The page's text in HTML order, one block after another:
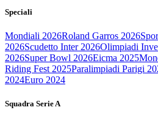
Speciali
Mondiali 2026Roland Garros 2026
2026Scudetto Inter 2026Olimpiadi
2026Super Bowl 2026Eicma 2025
Riding Fest 2025Paralimpiadi Parigi
2024Euro 2024
Squadra Serie A